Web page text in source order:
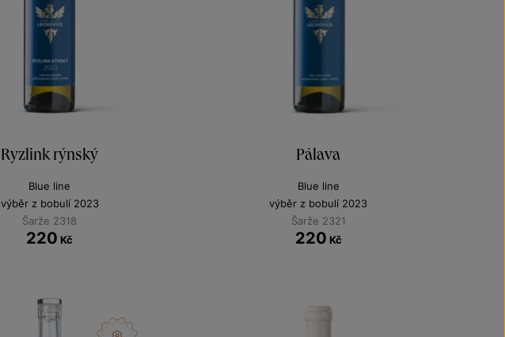
Ryzlink rýnský
Blue line
výběr z bobulí 2023
Šarže 2318
220 Kč
Pálava
Blue line
výběr z bobulí 2023
Šarže 2321
220 Kč